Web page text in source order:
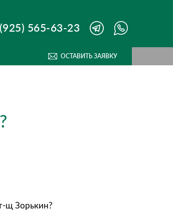
565-63-23
ОСТАВИТЬ ЗАЯВКУ
щ Зорькин?